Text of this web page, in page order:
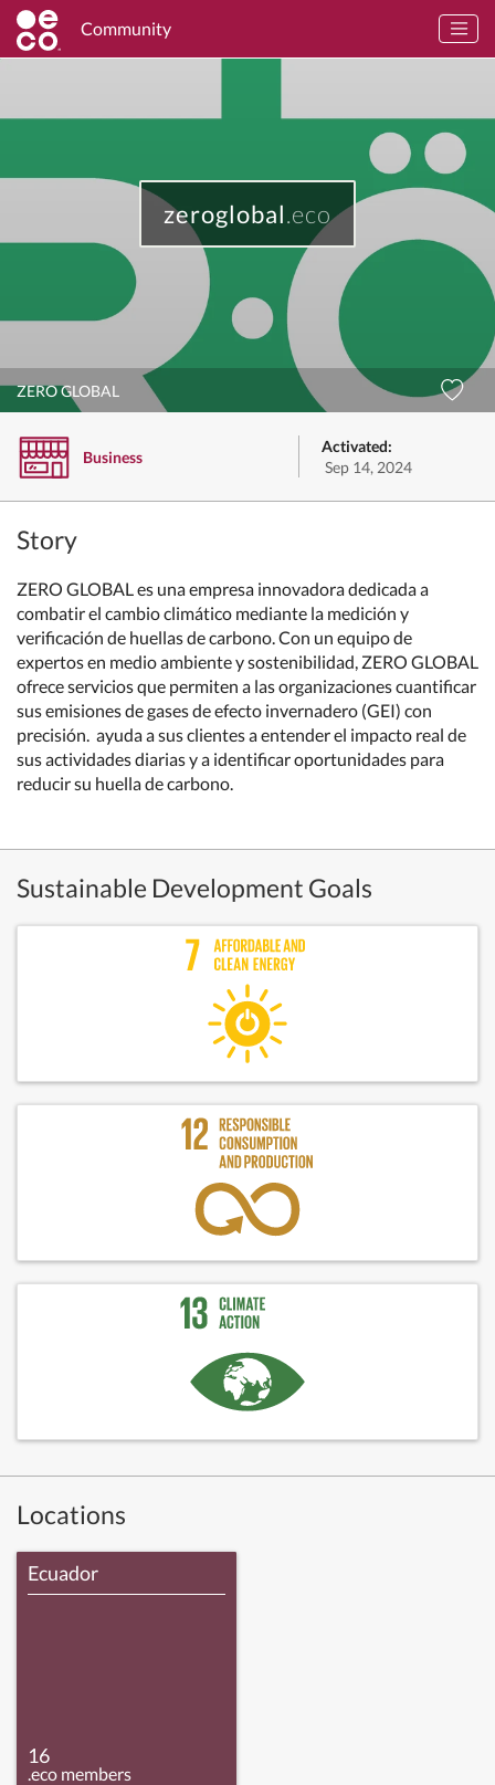
Community
zeroglobal.eco
ZERO GLOBAL
Business
Activated:
Sep 14, 2024
Story
ZERO GLOBAL es una empresa innovadora dedicada a
combatir el cambio climático mediante la medición y
verificación de huellas de carbono. Con un equipo de
expertos en medio ambiente y sostenibilidad, ZERO GLOBAL
ofrece servicios que permiten a las organizaciones cuantificar
sus emisiones de gases de efecto invernadero (GEI) con
precisión. ayuda a sus clientes a entender el impacto real de
sus actividades diarias y a identificar oportunidades para
reducir su huella de carbono.
Sustainable Development Goals
Locations
Ecuador
16
.eco members